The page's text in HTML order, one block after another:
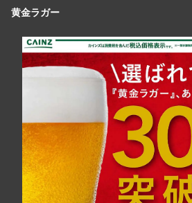
黄金ラガー